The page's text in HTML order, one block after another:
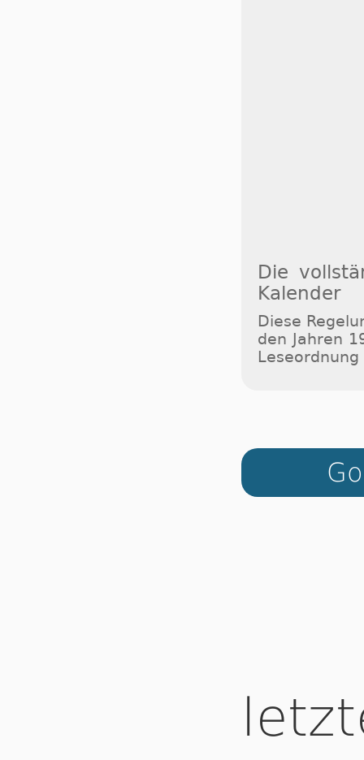
Die
Kalender
Diese
den Jahren